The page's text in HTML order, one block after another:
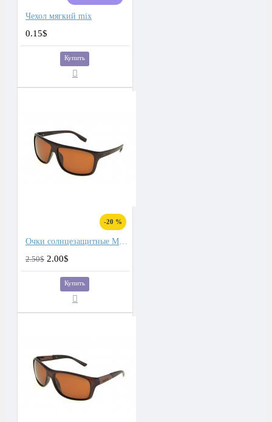
Чехол мягкий mix
0.15$
Купить
-20 %
Очки солнцезащитные Matlrxs
2.50$ 2.00$
Купить